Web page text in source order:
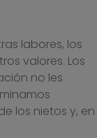
labores, los
valores. Los
no les
los nietos y, en